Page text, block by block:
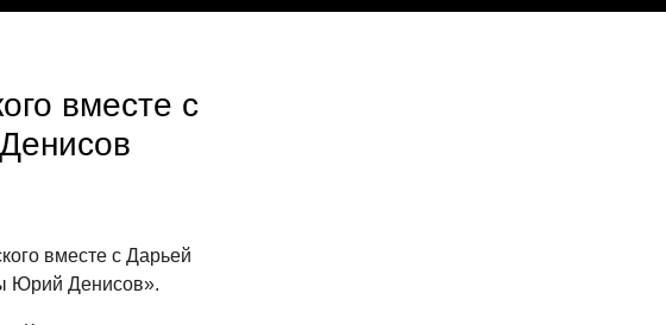
вместе с
вместе с Дарьей
Юрий Денисов».